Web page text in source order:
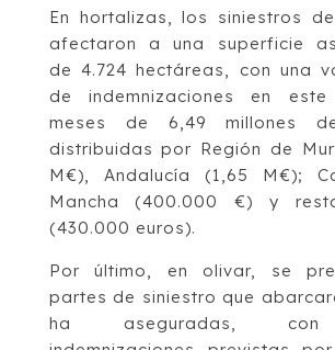
En hortalizas, los siniestros
afectaron a una superficie
de 4.724 hectáreas, con una
de indemnizaciones en
meses de 6,49 millones
distribuidas por Región de
M€), Andalucía (1,65 M€);
Mancha (400.000 €) y resto
(430.000 euros).
Por último, en olivar, se
partes de siniestro que
ha aseguradas,